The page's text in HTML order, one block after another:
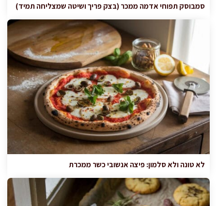
סמבוסק תפוחי אדמה ממכר (בצק פריך ושיטה שמצליחה תמיד)
לא טונה ולא סלמון: פיצה אנשובי כשר ממכרת